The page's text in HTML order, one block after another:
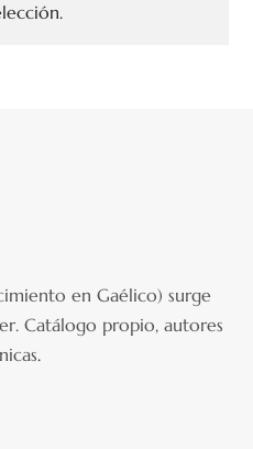
en Gaélico) surge
Catálogo propio, autores
.